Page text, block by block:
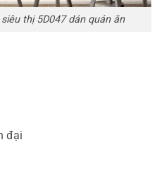
thị 5D047 dán quán ăn
đại